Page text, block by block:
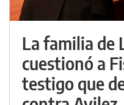
La familia de
cuestionó a
testigo que